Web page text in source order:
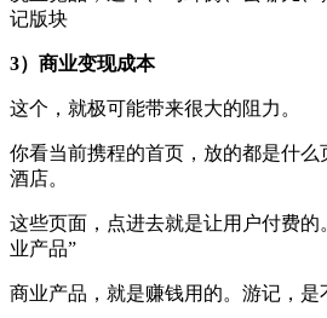
记版块
3）商业变现成本
这个，就极可能带来很大的阻力。
你看当前携程的首页，放的都是什
酒店。
这些页面，点进去就是让用户付费的
业产品”
商业产品，就是赚钱用的。游记，是